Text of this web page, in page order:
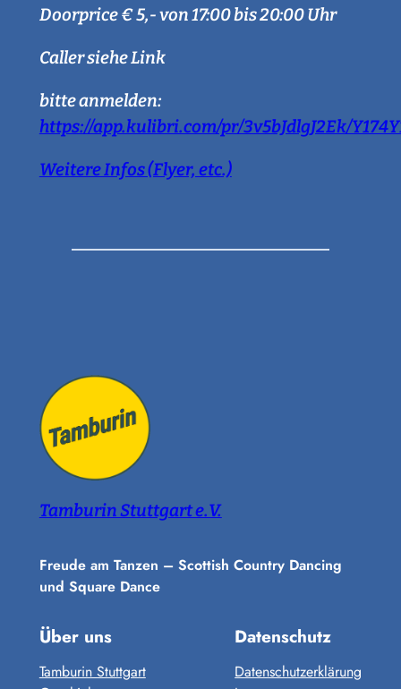
Doorprice € 5,- von 17:00 bis 20:00 Uhr
Caller siehe Link
bitte anmelden:
https://app.kulibri.com/pr/3v5bJdlgJ2Ek/
Weitere Infos (Flyer, etc.)
Tamburin Stuttgart e.V.
Freude am Tanzen – Scottish Country Dancing
und Square Dance
Über uns
Tamburin Stuttgart
Datenschutz
Datenschutzerklärung